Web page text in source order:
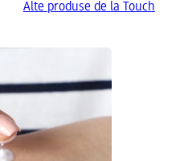
Alte produse de la Touch